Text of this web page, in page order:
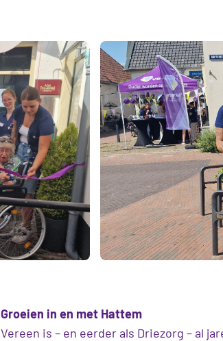
Groeien in en met Hattem
Vereen is – en eerder als Driezorg – al